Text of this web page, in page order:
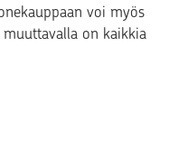
voi myös
on kaikkia